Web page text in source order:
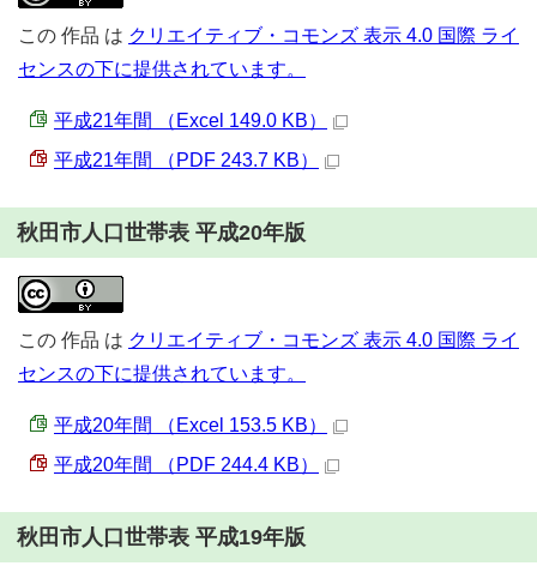
この 作品 は クリエイティブ・コモンズ 表示 4.0 国際 ライ
センスの下に提供されています。
平成21年間 （Excel 149.0 KB）
平成21年間 （PDF 243.7 KB）
秋田市人口世帯表 平成20年版
この 作品 は クリエイティブ・コモンズ 表示 4.0 国際 ライ
センスの下に提供されています。
平成20年間 （Excel 153.5 KB）
平成20年間 （PDF 244.4 KB）
秋田市人口世帯表 平成19年版